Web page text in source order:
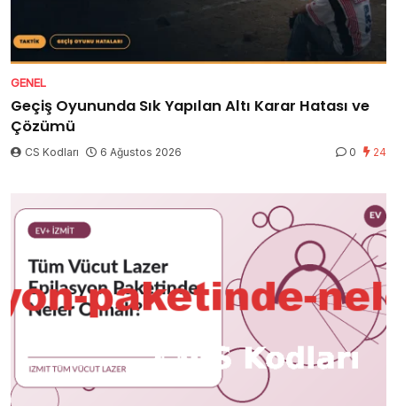
GENEL
Geçiş Oyununda Sık Yapılan Altı Karar Hatası ve
Çözümü
CS Kodları 6 Ağustos 2026 0 24